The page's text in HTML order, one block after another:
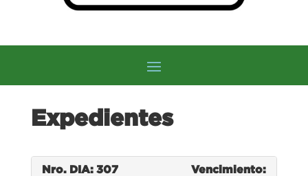
Expedientes
Nro. DIA: 307 Vencimiento: